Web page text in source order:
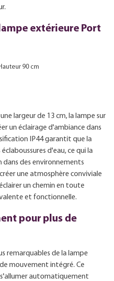
extérieure Port
90 cm
largeur de 13 cm, la lampe sur
un éclairage d'ambiance dans
IP44 garantit que la
d'eau, ce qui la
des environnements
une atmosphère conviviale
un chemin en toute
et fonctionnelle.
pour plus de
remarquables de la lampe
mouvement intégré. Ce
automatiquement